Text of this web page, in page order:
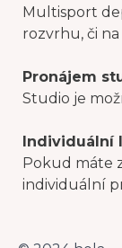
Multisport
rozvrhu, či
Pronájem
Studio je
Individuální
Pokud máte
individuální